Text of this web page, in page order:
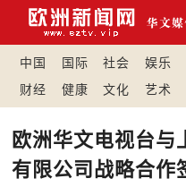
中国 国际 社会 娱乐
财经
健康 文化 艺术
欧洲华文电视台与
有限公司战略合作